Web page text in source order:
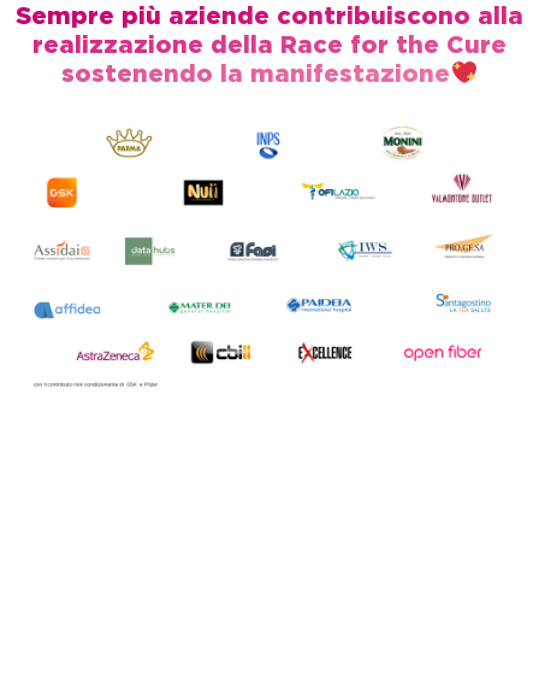
Sempre più aziende contribuiscono alla
realizzazione della Race for the Cure
sostenendo la manifestazione